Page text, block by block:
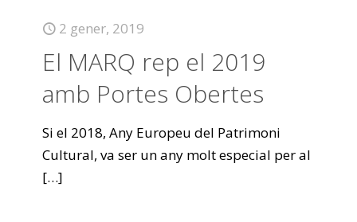
2 gener, 2019
El MARQ rep el 2019
amb Portes Obertes
Si el 2018, Any Europeu del Patrimoni
Cultural, va ser un any molt especial per al
[…]